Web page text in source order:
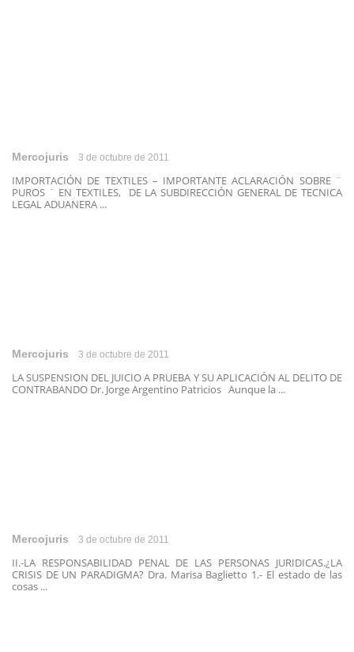
Mercojuris 3 de octubre de 2011
IMPORTACIÓN DE TEXTILES – IMPORTANTE ACLARACIÓN SOBRE ¨
PUROS ¨ EN TEXTILES, DE LA SUBDIRECCIÓN GENERAL DE TECNICA
LEGAL ADUANERA ...
Mercojuris 3 de octubre de 2011
LA SUSPENSION DEL JUICIO A PRUEBA Y SU APLICACIÓN AL DELITO DE
CONTRABANDO Dr. Jorge Argentino Patricios Aunque la ...
Mercojuris 3 de octubre de 2011
II.-LA RESPONSABILIDAD PENAL DE LAS PERSONAS JURIDICAS.¿LA
CRISIS DE UN PARADIGMA? Dra. Marisa Baglietto 1.- El estado de las
cosas ...